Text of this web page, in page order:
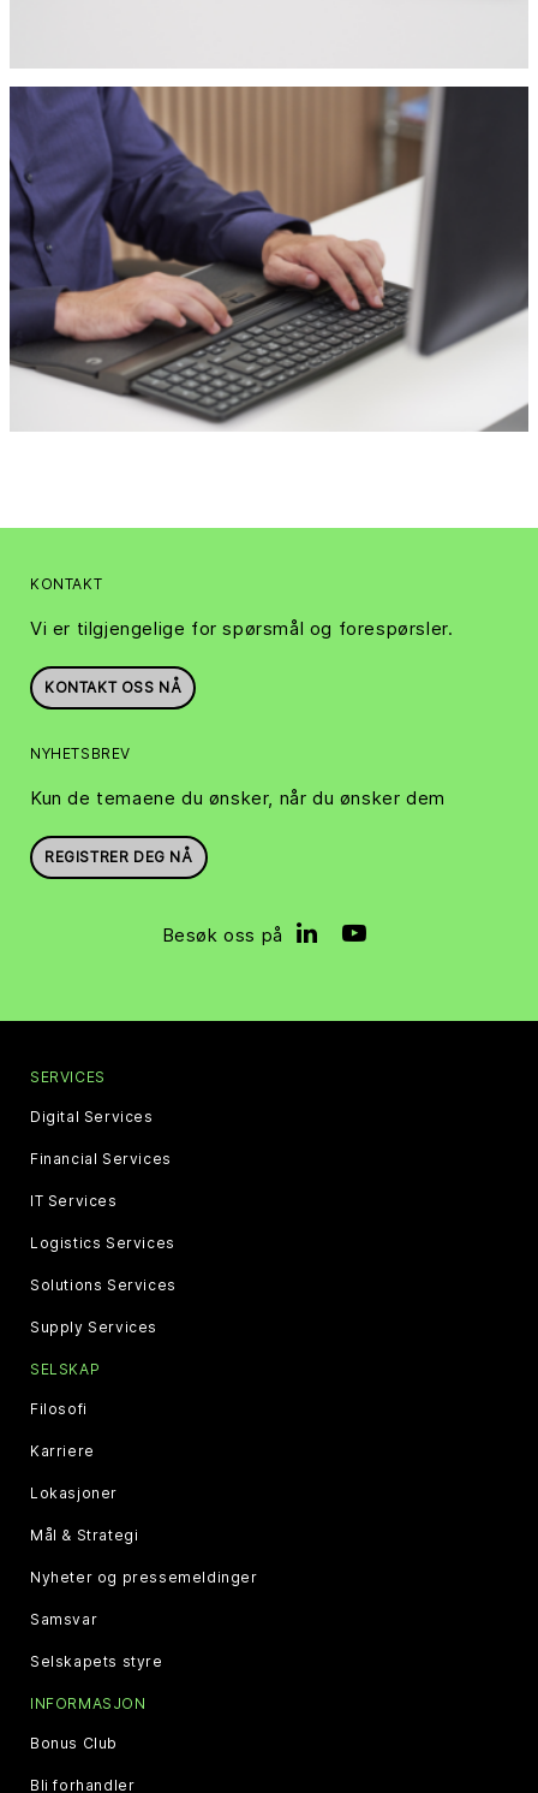
KONTAKT
Vi er tilgjengelige for spørsmål og forespørsler.
KONTAKT OSS NÅ
NYHETSBREV
Kun de temaene du ønsker, når du ønsker dem
REGISTRER DEG NÅ
Besøk oss på
SERVICES
Digital Services
Financial Services
IT Services
Logistics Services
Solutions Services
Supply Services
SELSKAP
Filosofi
Karriere
Lokasjoner
Mål & Strategi
Nyheter og pressemeldinger
Samsvar
Selskapets styre
INFORMASJON
Bonus Club
Bli forhandler